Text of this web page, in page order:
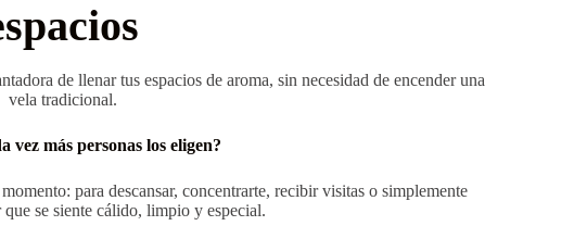
de llenar tus espacios de aroma, sin necesidad de encender una
vela tradicional.
vez más personas los eligen?
para descansar, concentrarte, recibir visitas o simplemente
se siente cálido, limpio y especial.